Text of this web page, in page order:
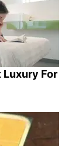
Luxury For